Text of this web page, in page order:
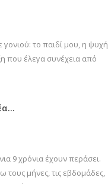
το παιδί μου, η ψυχή
που έλεγα συνέχεια από
9 χρόνια έχουν περάσει.
τους μήνες, τις εβδομάδες,